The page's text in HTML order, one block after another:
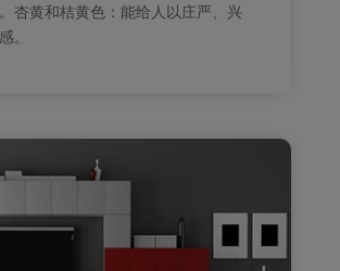
杏黄和桔黄色：能给人以庄严、兴
。